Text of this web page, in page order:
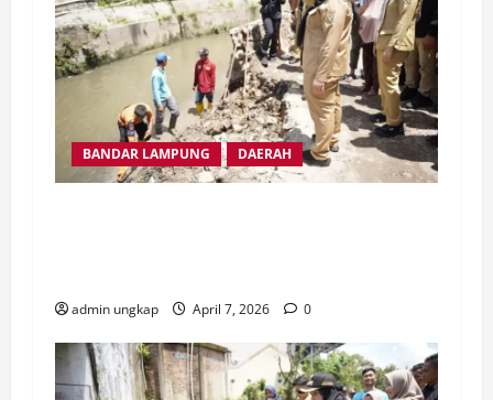
BANDAR LAMPUNG DAERAH
admin ungkap April 7, 2026 0